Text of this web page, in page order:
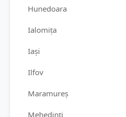
Hunedoara
Ialomița
Iași
Ilfov
Maramureș
Mehedinți